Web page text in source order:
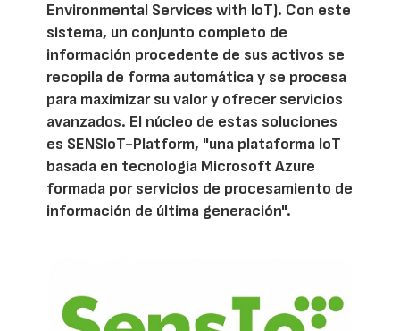
Environmental Services with IoT). Con este
sistema, un conjunto completo de
información procedente de sus activos se
recopila de forma automática y se procesa
para maximizar su valor y ofrecer servicios
avanzados. El núcleo de estas soluciones
es SENSIoT-Platform, "una plataforma IoT
basada en tecnología Microsoft Azure
formada por servicios de procesamiento de
información de última generación".